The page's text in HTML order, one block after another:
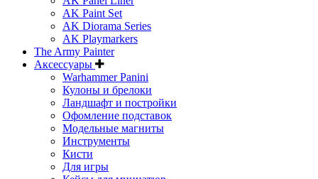
AK Paint Set
AK Diorama Series
AK Playmarkers
The Army Painter
Аксессуары
Warhammer Panini
Кулоны и брелоки
Ландшафт и постройки
Офомление подставок
Модельные магниты
Инструменты
Кисти
Для игры